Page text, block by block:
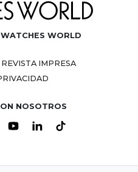
WATCHES WORLD
IMPRESA
NOSOTROS